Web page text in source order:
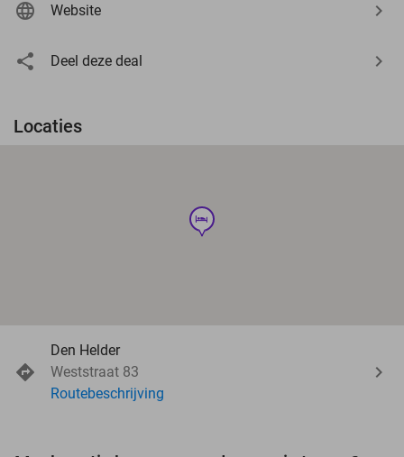
Website
Deel deze deal
Locaties
hotel
Den Helder
Weststraat 83
Routebeschrijving